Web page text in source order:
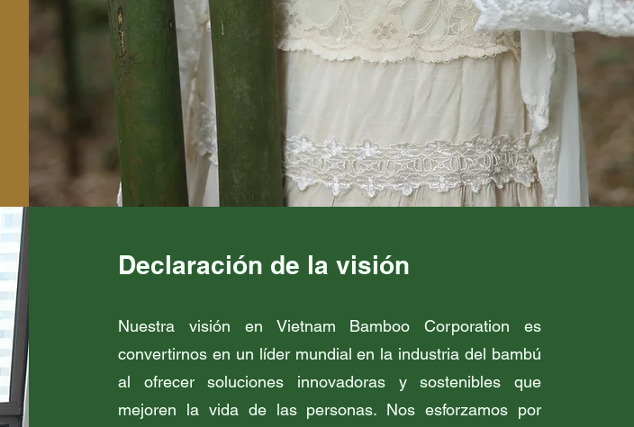
Declaración de la visión
Nuestra visión en Vietnam Bamboo Corporation es
convertirnos en un líder mundial en la industria del bambú
al ofrecer soluciones innovadoras y sostenibles que
mejoren la vida de las personas. Nos esforzamos por